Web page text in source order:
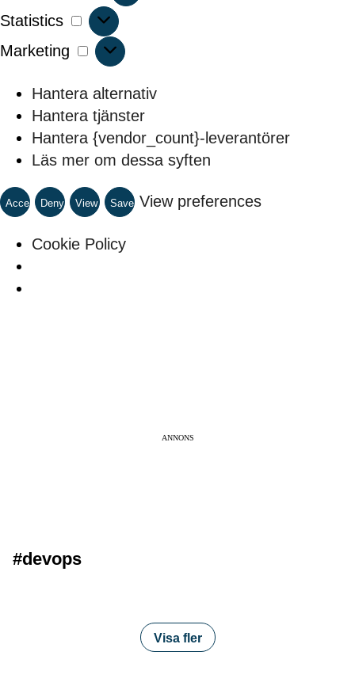
Statistics
Statistics
Marketing
Marketing
Hantera alternativ
Hantera tjänster
Hantera {vendor_count}-leverantörer
Läs mer om dessa syften
Accept Deny View Save View preferences
Cookie Policy
ANNONS
#devops
Visa fler